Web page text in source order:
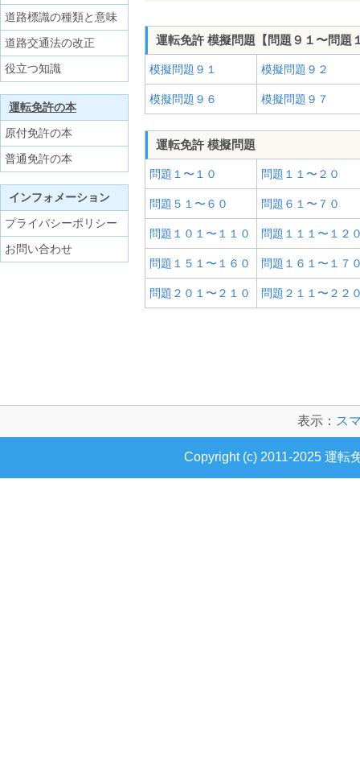
運転免許 模擬問題【問題９１〜問題
模擬問題９１ 模擬問題９２
模擬問題９６ 模擬問題９７
運転免許 模擬問題
問題１〜１０ 問題１１〜２０
問題５１〜６０ 問題６１〜７０
問題１０１〜１１０ 問題１１１〜１２
問題１５１〜１６０ 問題１６１〜１７
問題２０１〜２１０ 問題２１１〜２２
道路標識の種類と意味
道路交通法の改正
役立つ知識
運転免許の本
原付免許の本
普通免許の本
インフォメーション
プライバシーポリシー
お問い合わせ
表示： ス
Copyright (c) 2011-2025 運